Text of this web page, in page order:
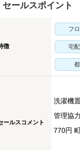
セールスポイント
徴
フ
宅
ールスコメント
洗濯機
管理協
770円